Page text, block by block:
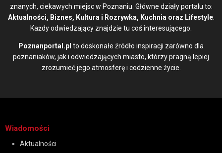
znanych, ciekawych miejsc w Poznaniu. Główne działy portalu to:
Aktualności, Biznes, Kultura i Rozrywka, Kuchnia oraz Lifestyle.
Każdy odwiedzający znajdzie tu coś interesującego.
Poznanportal.pl to doskonałe źródło inspiracji zarówno dla
poznaniaków, jak i odwiedzających miasto, którzy pragną lepiej
zrozumieć jego atmosferę i codzienne życie.
Wiadomości
Aktualności